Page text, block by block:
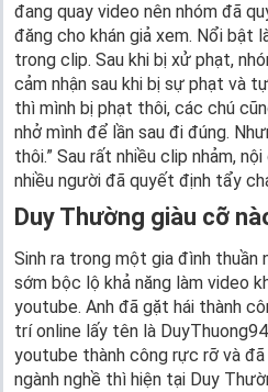
đang quay video nên nhóm đã
đăng cho khán giả xem. Nổi bật
trong clip. Sau khi bị xử phạt,
cảm nhận sau khi bị sự phạt và
thì mình bị phạt thôi, các chú
nhở mình để lần sau đi đúng.
thôi.” Sau rất nhiều clip nhảm,
nhiều người đã quyết định tẩy
Duy Thường giàu cỡ
Sinh ra trong một gia đình thuần
sớm bộc lộ khả năng làm video
youtube. Anh đã gặt hái thành
trí online lấy tên là
youtube thành công rực rỡ và
ngành nghề thì hiện tại Duy